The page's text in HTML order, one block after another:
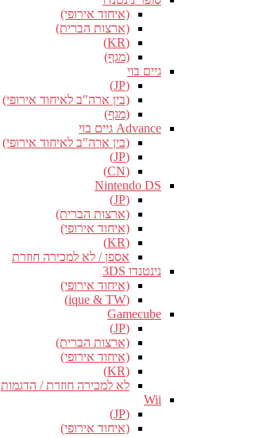
(איחוד אירופי)
(ארצות הברית)
(KR)
(מגף)
גיים בוי
(JP)
(בין ארה"ב לאיחוד אירופי)
(מגף)
Advance גיים בוי
(בין ארה"ב לאיחוד אירופי)
(JP)
(CN)
Nintendo DS
(JP)
(ארצות הברית)
(איחוד אירופי)
(KR)
אספן / לא למכירה חוזרת
נינטנדו 3DS
(איחוד אירופי)
(ique & TW)
Gamecube
(JP)
(ארצות הברית)
(איחוד אירופי)
(KR)
לא למכירה חוזרת / הדגמות
Wii
(JP)
(איחוד אירופי)